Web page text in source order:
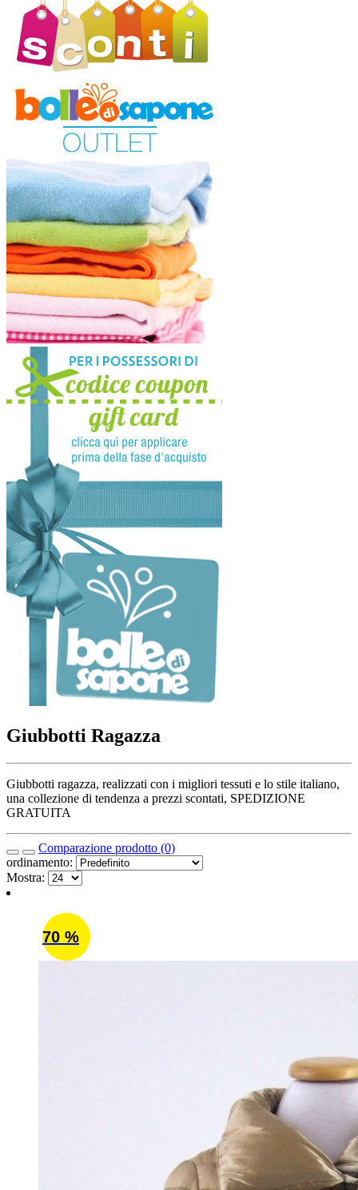
Giubbotti Ragazza
Giubbotti ragazza, realizzati con i migliori tessuti e lo stile italiano,
una collezione di tendenza a prezzi scontati, SPEDIZIONE
GRATUITA
Comparazione prodotto (0)
ordinamento:
Mostra:
70 %